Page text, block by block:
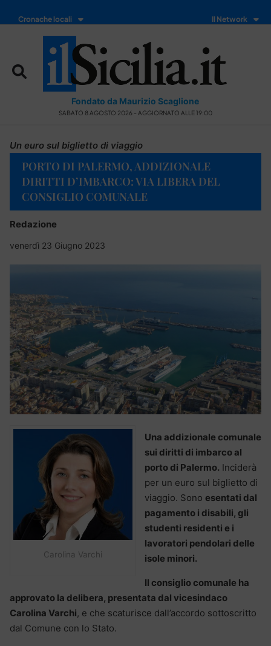
Cronache locali Il Network
Fondato da Maurizio Scaglione
SABATO 8 AGOSTO 2026 - AGGIORNATO ALLE 19:00
Un euro sul biglietto di viaggio
PORTO DI PALERMO, ADDIZIONALE
DIRITTI D’IMBARCO: VIA LIBERA DEL
CONSIGLIO COMUNALE
Redazione
venerdì 23 Giugno 2023
Carolina Varchi
Una addizionale comunale
sui diritti di imbarco al
porto di Palermo. Inciderà
per un euro sul biglietto di
viaggio. Sono esentati dal
pagamento i disabili, gli
studenti residenti e i
lavoratori pendolari delle
isole minori.
Il consiglio comunale ha
approvato la delibera, presentata dal vicesindaco
Carolina Varchi, e che scaturisce dall’accordo sottoscritto
dal Comune con lo Stato.